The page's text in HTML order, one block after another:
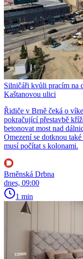
Silničáři kvůli pracím na
Kaštanovou ulici
Řidiče v Brně čeká o
pokračující přestavbě
betonovat most nad
Omezení se dotknou
musí počítat s kolonami.
Brněnská Drbna
dnes, 09:00
1 min